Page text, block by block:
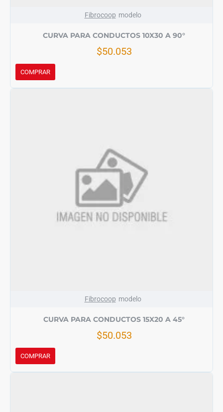
Fibrocoop modelo
CURVA PARA CONDUCTOS 10X30 A 90°
$50.053
COMPRAR
Fibrocoop modelo
CURVA PARA CONDUCTOS 15X20 A 45°
$50.053
COMPRAR